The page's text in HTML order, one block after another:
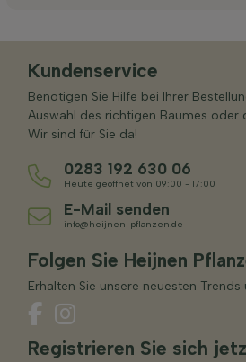
Kundenservice
Benötigen Sie Hilfe bei Ihrer
Auswahl des richtigen Baumes oder
Wir sind für Sie da!
0283 192 630 06
Heute geöffnet von 09:00 - 17:00
E-Mail senden
info@heijnen-pflanzen.de
Folgen Sie Heijnen
Erhalten Sie unsere neuesten Trends
Registrieren Sie sich